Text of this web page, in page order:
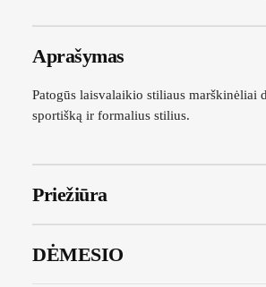
Aprašymas
Patogūs laisvalaikio stiliaus marškinėliai
sportišką ir formalius stilius.
Priežiūra
DĖMESIO